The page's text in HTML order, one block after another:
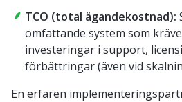
TCO (total ägandekostnad):
omfattande system som
investeringar i support,
förbättringar (även vid
En erfaren